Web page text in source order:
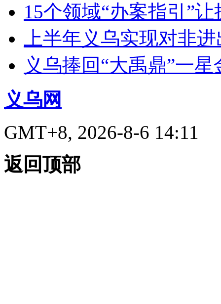
15个领域“办案指引”
上半年义乌实现对非
义乌捧回“大禹鼎”一星
义乌网
GMT+8, 2026-8-6 14:11
返回顶部